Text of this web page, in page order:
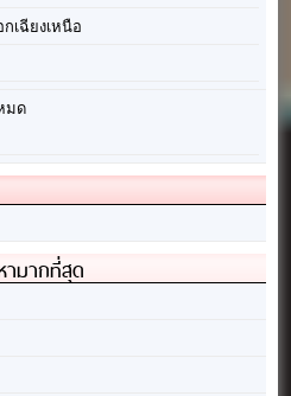
เฉียงเหนือ
มด
ามากที่สุด